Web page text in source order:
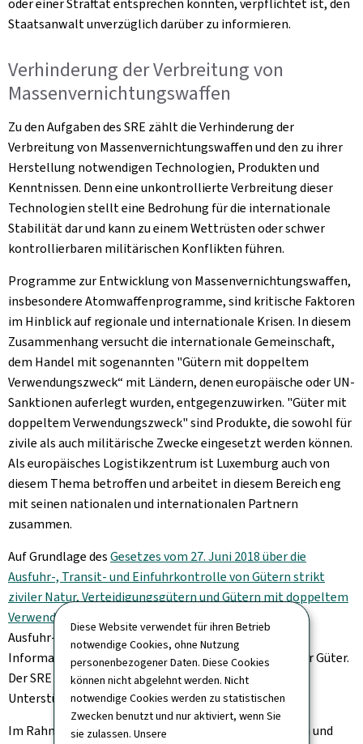
Diese Website verwendet für ihren Betrieb
notwendige Cookies, ohne Nutzung
personenbezogener Daten. Diese Cookies
können nicht abgelehnt werden. Nicht
notwendige Cookies werden zu statistischen
Zwecken benutzt und nur aktiviert, wenn Sie
sie zulassen. Unsere
Staatsanwalt unverzüglich darüber zu informieren.
Verhinderung der Verbreitung von
Massenvernichtungswaffen
Zu den Aufgaben des SRE zählt die Verhinderung der
Verbreitung von Massenvernichtungswaffen und den zu ihrer
Herstellung notwendigen Technologien, Produkten und
Kenntnissen. Denn eine unkontrollierte Verbreitung dieser
Technologien stellt eine Bedrohung für die internationale
Stabilität dar und kann zu einem Wettrüsten oder schwer
kontrollierbaren militärischen Konflikten führen.
Programme zur Entwicklung von Massenvernichtungswaffen,
insbesondere Atomwaffenprogramme, sind kritische Faktoren
im Hinblick auf regionale und internationale Krisen. In diesem
Zusammenhang versucht die internationale Gemeinschaft,
dem Handel mit sogenannten "Gütern mit doppeltem
Verwendungszweck“ mit Ländern, denen europäische oder UN-
Sanktionen auferlegt wurden, entgegenzuwirken. "Güter mit
doppeltem Verwendungszweck" sind Produkte, die sowohl für
zivile als auch militärische Zwecke eingesetzt werden können.
Als europäisches Logistikzentrum ist Luxemburg auch von
diesem Thema betroffen und arbeitet in diesem Bereich eng
mit seinen nationalen und internationalen Partnern
zusammen.
Auf Grundlage desGesetzes vom 27. Juni 2018 über die
Ausfuhr-, Transit- und Einfuhrkontrolle von Gütern strikt
ziviler Natur, Verteidigungsgütern und Gütern mit doppeltem
Verwendungszweck
übermittelt der SRE dem Amt für
Ausfuhr-, Einfuhr- und Transitkontrolle jede nützliche
Information und Risikobewertungen zur Ausfuhr dieser Güter.
Der SRE ersucht regelmäßig die Partnerdienste um
Unterstützung für die Bewertung dieser Risiken.
Im Rahmen von Artikel 9 (Kooperation mit nationalen und